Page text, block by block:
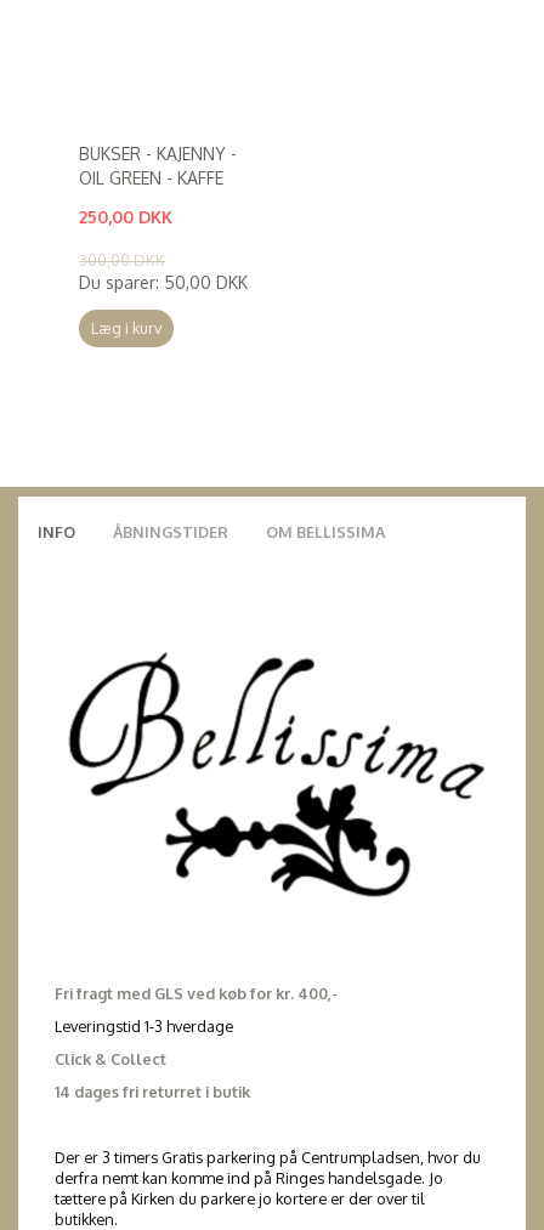
BUKSER - KAJENNY -
OIL GREEN - KAFFE
250,00 DKK
300,00 DKK
Du sparer: 50,00 DKK
Læg i kurv
INFO ÅBNINGSTIDER OM BELLISSIMA
Fri fragt med GLS ved køb for kr. 400,-
Leveringstid 1-3 hverdage
Click & Collect
14 dages fri returret i butik
Der er 3 timers Gratis parkering på Centrumpladsen, hvor du
derfra nemt kan komme ind på Ringes handelsgade. Jo
tættere på Kirken du parkere jo kortere er der over til
butikken.